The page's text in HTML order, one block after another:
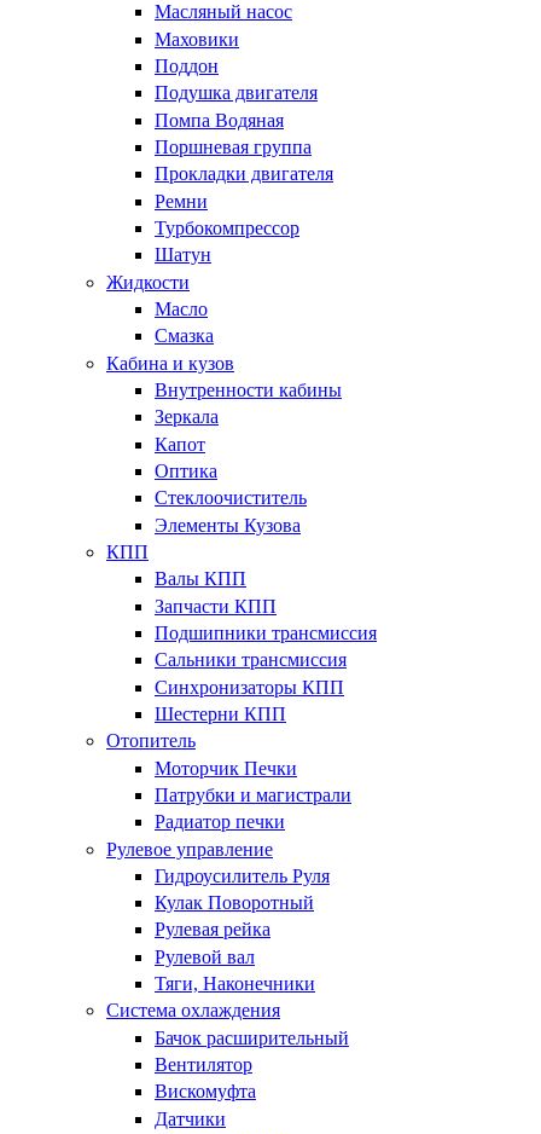
Масляный насос
Маховики
Поддон
Подушка двигателя
Помпа Водяная
Поршневая группа
Прокладки двигателя
Ремни
Турбокомпрессор
Шатун
Жидкости
Масло
Смазка
Кабина и кузов
Внутренности кабины
Зеркала
Капот
Оптика
Стеклоочиститель
Элементы Кузова
КПП
Валы КПП
Запчасти КПП
Подшипники трансмиссия
Сальники трансмиссия
Синхронизаторы КПП
Шестерни КПП
Отопитель
Моторчик Печки
Патрубки и магистрали
Радиатор печки
Рулевое управление
Гидроусилитель Руля
Кулак Поворотный
Рулевая рейка
Рулевой вал
Тяги, Наконечники
Система охлаждения
Бачок расширительный
Вентилятор
Вискомуфта
Датчики